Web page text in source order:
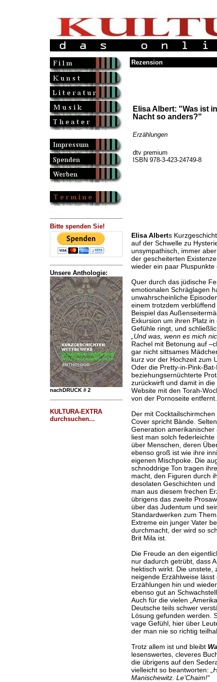
Bitte spenden Sie!
Unsere Anthologie:
nachDRUCK # 2
KULTURA-EXTRA
durchsuchen...
Rezension
Elisa Albert: "Was ist
Nacht so anders?"
Erzählungen
dtv premium
ISBN 978-3-423-24749-8
Elisa Alberts
auf der Schwelle zu
unsympathisch, immer
der gescheiterten
wieder ein paar Pluspunkte
Quer durch das jüdische
emotionalen Schräglagen
unwahrscheinliche
einem trotzdem
Beispiel das
Exkursion um ihren Platz
Gefühle ringt, und
„Und was, wenn es mich
Rachel mit Betonung auf
gar nicht sittsames
kurz vor der Hochzeit zum
Oder die Pretty-in-Pink-
beziehungsernüchterte
zurückwirft und damit in
Website mit den Torah-
von der Pornoseite entfernt.
Der mit
Cover spricht Bände.
Generation
liest man solch
über Menschen, deren
ebenso groß ist wie ihre
eigenen Mischpoke. Die
schnoddrige Ton tragen
macht, den Figuren durch
desolaten Geschichten
man aus diesem frechen
übrigens das zweite
über das Judentum und
Standardwerken zum
Extreme ein junger Vater
durchmacht, der wird so
Brit Mila ist.
Die Freude an den
nur dadurch getrübt, dass
hektisch wirkt. Die unstete,
neigende Erzählweise
Erzählungen hin und
ebenso gut an
Auch für die vielen
Deutsche teils schwer
Lösung gefunden werden.
vage Gefühl, hier über
der man nie so richtig
Trotz allem ist und bleibt
lesenswertes, cleveres
die übrigens auf den
vielleicht so beantworten:
Manischewitz. Le’Chaim!“